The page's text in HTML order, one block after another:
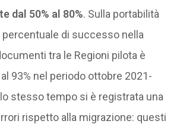
dal 50% al 80%. Sulla portabilità
percentuale di successo nella
tra le Regioni pilota è
93% nel periodo ottobre 2021-
stesso tempo si è registrata una
rispetto alla migrazione: questi